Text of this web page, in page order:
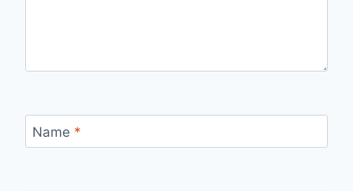
Name *